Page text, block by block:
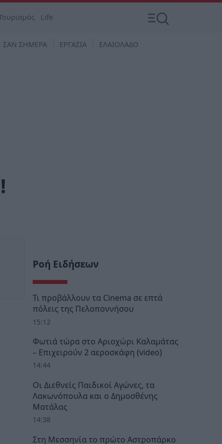
Life
ΣΑΝ ΣΗΜΕΡΑ ΕΡΓΑΣΙΑ ΕΛΑΙΟΛΑΔΟ
Ροή Ειδήσεων
Τι προβάλλουν τα Cinema σε επτά
πόλεις της Πελοποννήσου
15:12
Φωτιά τώρα στο Αριοχώρι Καλαμάτας
– Επιχειρούν 2 αεροσκάφη (video)
14:44
Οι Διεθνείς Παιδικοί Αγώνες, τα
Λακωνόπουλα και ο Δημοσθένης
Ματάλας
14:38
Στη Μεσσηνία το πρώτο Αστροπάρκο